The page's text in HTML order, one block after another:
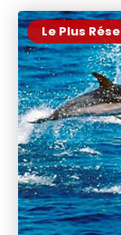
Le Plus